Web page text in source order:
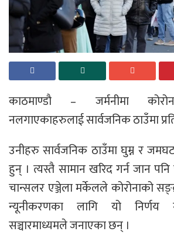
काठमाण्डाै – जर्मनीमा
नलगाएकाहरुलाई सार्वजनिक ठाउँमा
उनीहरु सार्वजनिक ठाउँमा घुम्न र
हुन् । त्यस्तै सामान खरिद गर्न जान
चान्सलर एञ्जेला मर्केलले कोरोनाको
न्यूनीकरणका लागि यो निर्णय
सञ्चारमाध्यमले जनाएका छन् ।